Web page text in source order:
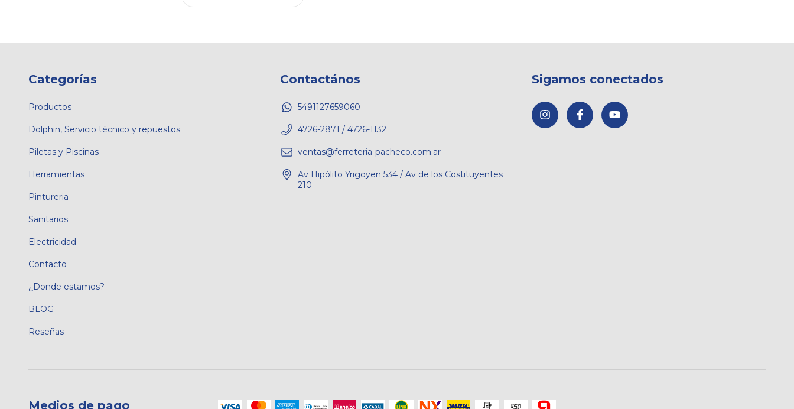
Categorías
Productos
Dolphin, Servicio técnico y repuestos
Piletas y Piscinas
Herramientas
Pintureria
Sanitarios
Electricidad
Contacto
¿Donde estamos?
BLOG
Reseñas
Contactános
5491127659060
4726-2871 / 4726-1132
ventas@ferreteria-pacheco.com.ar
Av Hipólito Yrigoyen 534 / Av de los Costituyentes
210
Sigamos conectados
Medios de pago